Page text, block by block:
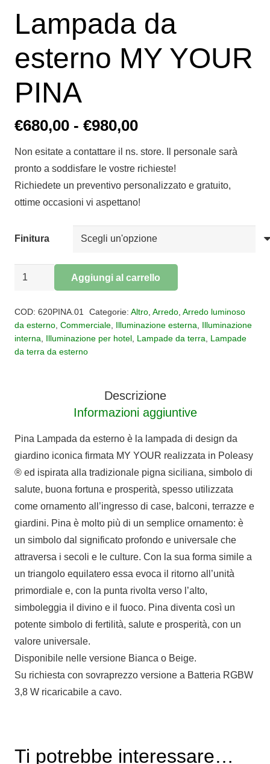
Lampada da
esterno MY YOUR
PINA
€680,00 - €980,00Fascia
prezzo:
da
€680,00
a
€980,00
Non esitate a contattare il ns. store. Il personale sarà
pronto a soddisfare le vostre richieste!
Richiedete un preventivo personalizzato e gratuito,
ottime occasioni vi aspettano!
Finitura
Lampada
MY
YOUR
PINA
Aggiungi al carrello
COD: 620PINA.01 Categorie: Altro, Arredo, Arredo luminoso
da esterno, Commerciale, Illuminazione esterna, Illuminazione
interna, Illuminazione per hotel, Lampade da terra, Lampade
da terra da esterno
Descrizione
Informazioni aggiuntive
Pina Lampada da esterno è la lampada di design da
giardino iconica firmata MY YOUR realizzata in Poleasy
® ed ispirata alla tradizionale pigna siciliana, simbolo di
salute, buona fortuna e prosperità, spesso utilizzata
come ornamento all’ingresso di case, balconi, terrazze e
giardini. Pina è molto più di un semplice ornamento: è
un simbolo dal significato profondo e universale che
attraversa i secoli e le culture. Con la sua forma simile a
un triangolo equilatero essa evoca il ritorno all’unità
primordiale e, con la punta rivolta verso l’alto,
simboleggia il divino e il fuoco. Pina diventa così un
potente simbolo di fertilità, salute e prosperità, con un
valore universale.
Disponibile nelle versione Bianca o Beige.
Su richiesta con sovraprezzo versione a Batteria RGBW
3,8 W ricaricabile a cavo.
Ti potrebbe interessare…